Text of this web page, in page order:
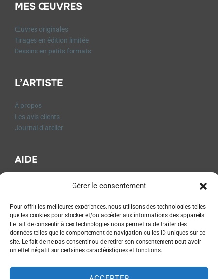
Gérer le consentement
Pour offrir les meilleures expériences, nous utilisons des technologies telles
que les cookies pour stocker et/ou accéder aux informations des appareils.
Le fait de consentir à ces technologies nous permettra de traiter des
données telles que le comportement de navigation ou les ID uniques sur ce
site. Le fait de ne pas consentir ou de retirer son consentement peut avoir
un effet négatif sur certaines caractéristiques et fonctions.
MES ŒUVRES
Œuvres originales
Tirages en édition limitée
Dessins en petits formats
L’ARTISTE
À propos
Les avis clients
Journal d’atelier
AIDE
CGV
Mentions légales
Livraison et Retours
Formulaire de rétractation
Politique de Confidentialité